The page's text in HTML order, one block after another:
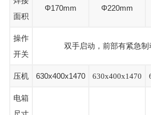
面积
Φ170mm Φ220mm
操作
开关
双手启动，前部有紧急制
压机 630x400x1470 630x400x1470
电箱